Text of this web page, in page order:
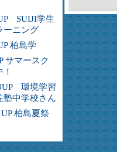
SUIJI学生
ーニング
柏島学
サマースク
環境学習
中学校さん
柏島夏祭